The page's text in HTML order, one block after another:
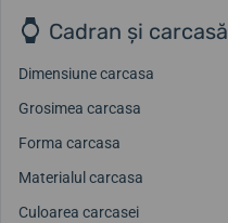
Cadran și carcasă
Dimensiune carcasa
Grosimea carcasa
Forma carcasa
Materialul carcasa
Culoarea carcasei